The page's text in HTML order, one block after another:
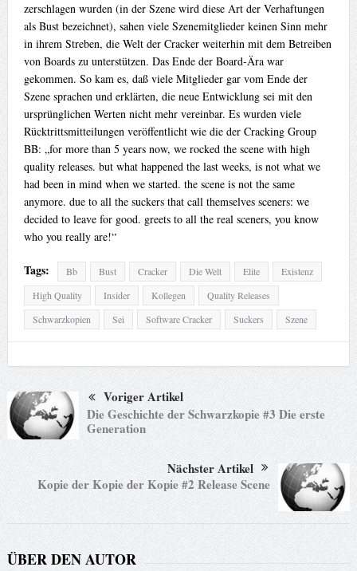
zerschlagen wurden (in der Szene wird diese Art der Verhaftungen
als Bust bezeichnet), sahen viele Szenemitglieder keinen Sinn mehr
in ihrem Streben, die Welt der Cracker weiterhin mit dem Betreiben
von Boards zu unterstützen. Das Ende der Board-Ära war
gekommen. So kam es, daß viele Mitglieder gar vom Ende der
Szene sprachen und erklärten, die neue Entwicklung sei mit den
ursprünglichen Werten nicht mehr vereinbar. Es wurden viele
Rücktrittsmitteilungen veröffentlicht wie die der Cracking Group
BB: „for more than 5 years now, we rocked the scene with high
quality releases. but what happened the last weeks, is not what we
had been in mind when we started. the scene is not the same
anymore. due to all the suckers that call themselves sceners: we
decided to leave for good. greets to all the real sceners, you know
who you really are!“
Tags: Bb Bust Cracker Die Welt Elite
Existenz
High Quality
Insider Kollegen
Quality Releases
Schwarzkopien
Sei Software Cracker Suckers Szene
Voriger Artikel
Die Geschichte der Schwarzkopie #3 Die erste
Generation
Nächster Artikel
Kopie der Kopie der Kopie #2 Release Scene
ÜBER DEN AUTOR